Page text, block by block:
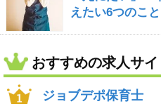
えたい6つのこと
おすすめの求人サ
ジョブデポ保育士